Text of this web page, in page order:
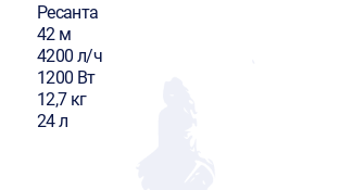
Ресанта
42 м
4200 л/ч
1200 Вт
12,7 кг
24 л